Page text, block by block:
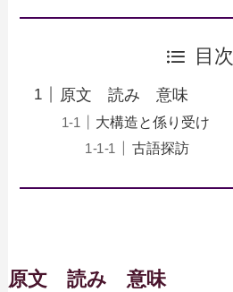
目次
原文 読み 意味
大構造と係り受け
古語探訪
原文 読み 意味